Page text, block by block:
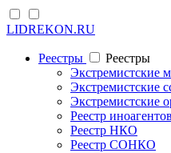
LIDREKON.RU
Реестры
Реестры
Экстремистские
Экстремистские
Экстремистские
Реестр иноагентов
Реестр НКО
Реестр СОНКО